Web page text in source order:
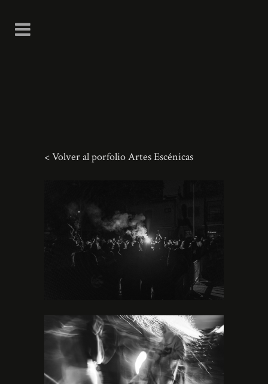
< Volver al porfolio Artes Escénicas